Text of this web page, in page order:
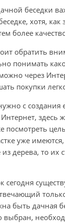
беседки
хотя, как
более
обратить
понимать
через
покупки
с создания
здесь
посмотреть
уже
дерева, то их
быть дачная
выбран,